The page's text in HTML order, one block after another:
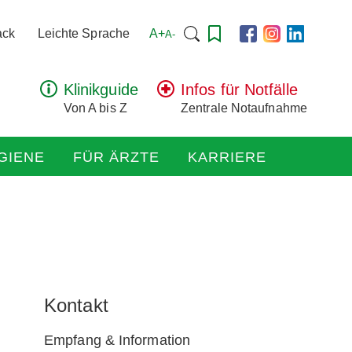
Leichte Sprache A+A- Suchen
Klinikguide
Von A bis Z
Infos für Notfälle
Zentrale Notaufnahme
FÜR ÄRZTE KARRIERE
Kontakt
Empfang & Information